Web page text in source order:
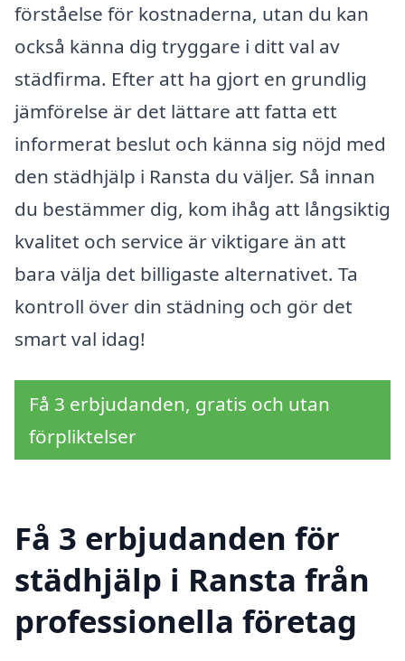
förståelse för kostnaderna, utan du kan
också känna dig tryggare i ditt val av
städfirma. Efter att ha gjort en grundlig
jämförelse är det lättare att fatta ett
informerat beslut och känna sig nöjd med
den städhjälp i Ransta du väljer. Så innan
du bestämmer dig, kom ihåg att långsiktig
kvalitet och service är viktigare än att
bara välja det billigaste alternativet. Ta
kontroll över din städning och gör det
smart val idag!
Få 3 erbjudanden, gratis och utan
förpliktelser
Få 3 erbjudanden för
städhjälp i Ransta från
professionella företag